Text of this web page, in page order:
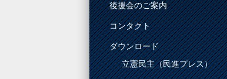
後援会のご案内
コンタクト
ダウンロード
立憲民主（民進プレス）